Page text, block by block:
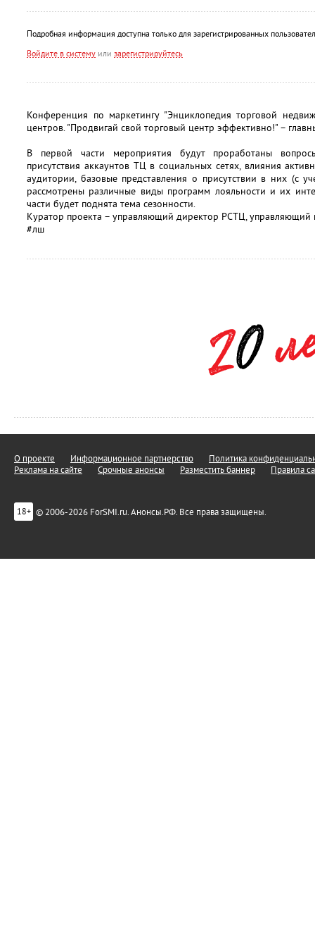
Подробная информация доступна только для зарегистрированных
Войдите в систему или зарегистрируйтесь
Конференция по маркетингу "Энциклопедия торговой
центров. "Продвигай свой торговый центр эффективно!" –
В первой части мероприятия будут проработаны
присутствия аккаунтов ТЦ в социальных сетях, влияния
аудитории, базовые представления о присутствии в них (с
рассмотрены различные виды программ лояльности и их
части будет поднята тема сезонности.
Куратор проекта – управляющий директор РСТЦ, управляющий
#лш
О проекте Информационное партнерство
Политика
Реклама на сайте
Срочные анонсы Разместить баннер Правила
18+ © 2006-2026 ForSMI.ru. Анонсы.РФ. Все права защищены.